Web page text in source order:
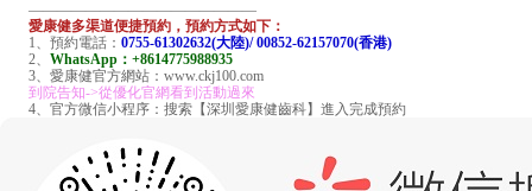
————————————————
愛康健多渠道便捷預約，預約方式如下：
1、預約電話： 0755-61302632(大陸)/ 00852-62157070(香港)
2、 WhatsApp：+8614775988935
3、愛康健官方網站：www.ckj100.com
到院告知->從優化官網看到活動過來
4、官方微信小程序：搜索【深圳愛康健齒科】進入完成預約